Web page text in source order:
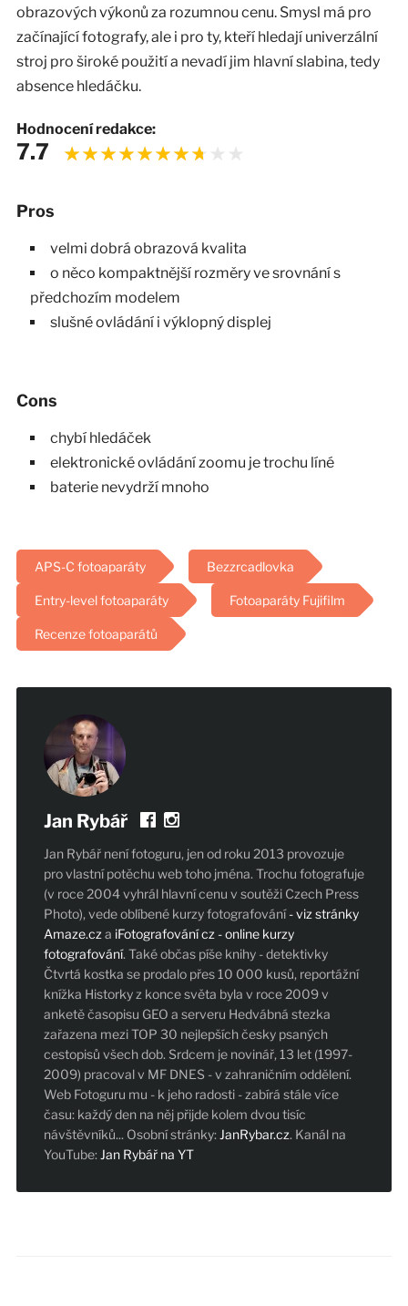
obrazových výkonů za rozumnou cenu. Smysl má pro
začínající fotografy, ale i pro ty, kteří hledají univerzální
stroj pro široké použití a nevadí jim hlavní slabina, tedy
absence hledáčku.
Hodnocení redakce:
7.7
Pros
velmi dobrá obrazová kvalita
o něco kompaktnější rozměry ve srovnání s
předchozím modelem
slušné ovládání i výklopný displej
Cons
chybí hledáček
elektronické ovládání zoomu je trochu líné
baterie nevydrží mnoho
APS-C fotoaparáty Bezzrcadlovka
Entry-level fotoaparáty Fotoaparáty Fujifilm
Recenze fotoaparátů
Jan Rybář
Jan Rybář není fotoguru, jen od roku 2013 provozuje
pro vlastní potěchu web toho jména. Trochu fotografuje
(v roce 2004 vyhrál hlavní cenu v soutěži Czech Press
Photo), vede oblíbené kurzy fotografování- viz stránky
Amaze.cz a iFotografování cz - online kurzy
fotografování. Také občas píše knihy - detektivky
Čtvrtá kostka se prodalo přes 10 000 kusů, reportážní
knížka Historky z konce světa byla v roce 2009 v
anketě časopisu GEO a serveru Hedvábná stezka
zařazena mezi TOP 30 nejlepších česky psaných
cestopisů všech dob. Srdcem je novinář, 13 let (1997-
2009) pracoval v MF DNES - v zahraničním oddělení.
Web Fotoguru mu - k jeho radosti - zabírá stále více
času: každý den na něj přijde kolem dvou tisíc
návštěvníků... Osobní stránky: JanRybar.cz. Kanál na
YouTube: Jan Rybář na YT